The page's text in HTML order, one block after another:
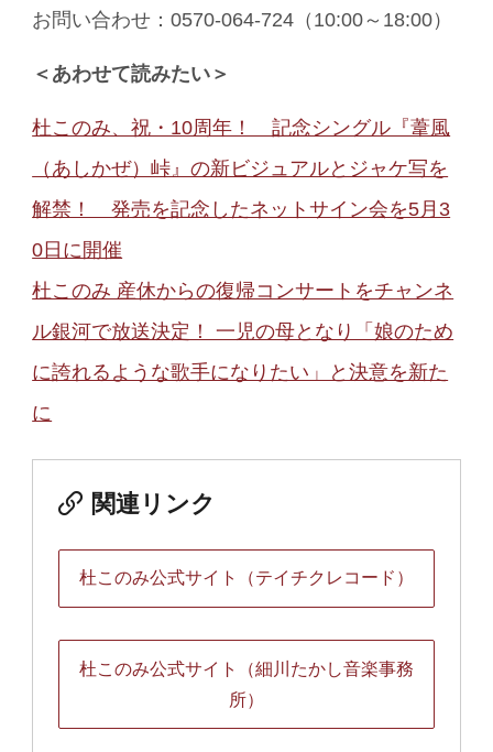
お問い合わせ：0570-064-724（10:00～18:00）
＜あわせて読みたい＞
杜このみ、祝・10周年！ 記念シングル『葦風
（あしかぜ）峠』の新ビジュアルとジャケ写を
解禁！ 発売を記念したネットサイン会を5月3
0日に開催
杜このみ 産休からの復帰コンサートをチャンネ
ル銀河で放送決定！ 一児の母となり「娘のため
に誇れるような歌手になりたい」と決意を新た
に
関連リンク
杜このみ公式サイト（テイチクレコード）
杜このみ公式サイト（細川たかし音楽事務
所）